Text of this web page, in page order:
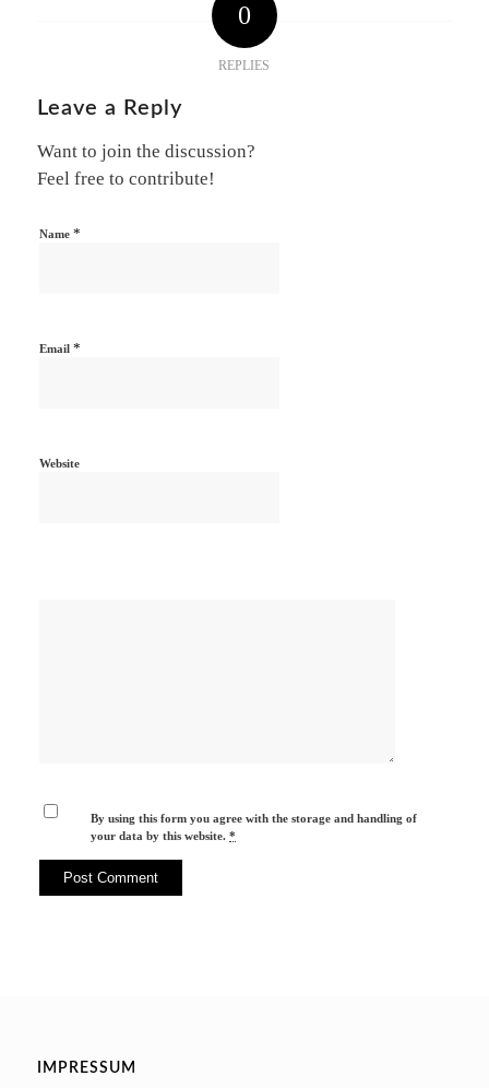
0
REPLIES
Leave a Reply
Want to join the discussion?
Feel free to contribute!
Name *
Email *
Website
By using this form you agree with the storage and handling of
your data by this website.*
IMPRESSUM